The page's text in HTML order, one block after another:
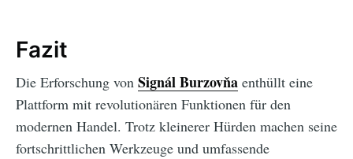
Fazit
Die Erforschung von Signál Burzovňa enthüllt eine
Plattform mit revolutionären Funktionen für den
modernen Handel. Trotz kleinerer Hürden machen seine
fortschrittlichen Werkzeuge und umfassende